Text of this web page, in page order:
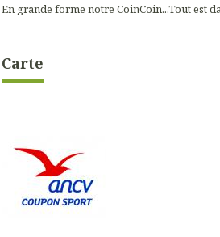
En grande forme notre CoinCoin...Tout est
Carte